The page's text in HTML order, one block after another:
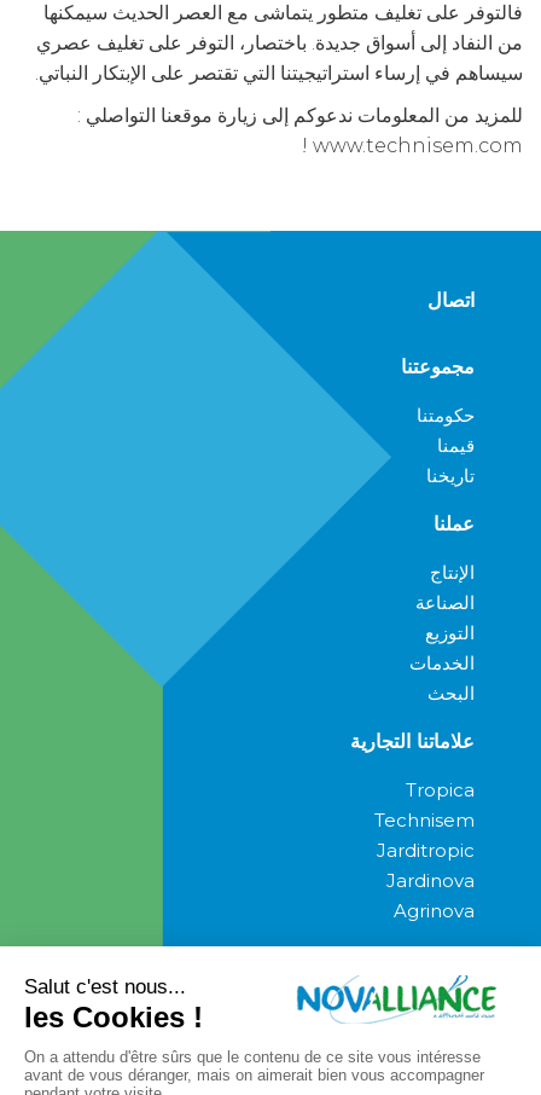
فالتوفر على تغليف متطور يتماشى مع العصر الحديث سيمكنها
من النفاد إلى أسواق جديدة. باختصار، التوفر على تغليف عصري
سيساهم في إرساء استراتيجيتنا التي تقتصر على الإبتكار النباتي.
للمزيد من المعلومات ندعوكم إلى زيارة موقعنا التواصلي :
www.technisem.com !
اتصال
مجموعتنا
حكومتنا
قيمنا
تاريخنا
عملنا
الإنتاج
الصناعة
التوزيع
الخدمات
البحث
علاماتنا التجارية
Tropica
Technisem
Jarditropic
Jardinova
Agrinova
صحافة
صحافة